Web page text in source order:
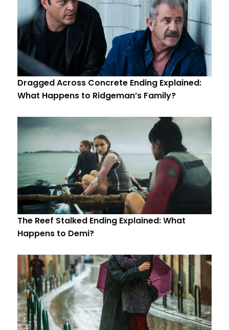
Dragged Across Concrete Ending Explained:
What Happens to Ridgeman’s Family?
The Reef Stalked Ending Explained: What
Happens to Demi?